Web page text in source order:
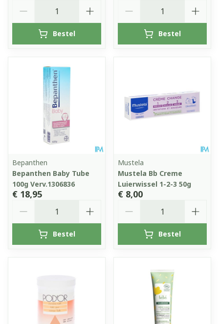
Bestel Bestel
Bepanthen
Bepanthen Baby Tube
100g Verv.1306836
€ 18,95
Bestel
Mustela
Mustela Bb Creme
Luierwissel 1-2-3 50g
€ 8,00
Bestel